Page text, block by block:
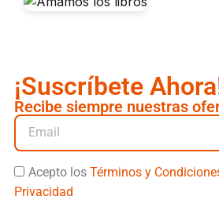
¡Suscríbete
Recibe siempre nuestras
Acepto los Términos y
Privacidad